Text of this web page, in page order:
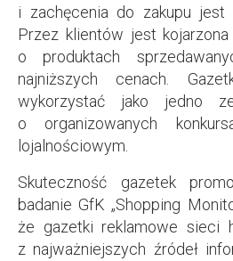
i zachęcenia do zakupu jest
Przez klientów jest
o produktach
najniższych cenach.
wykorzystać jako jedno
o organizowanych
lojalnościowym.
Skuteczność gazetek
badanie GfK „Shopping
że gazetki reklamowe sieci
z najważniejszych źródeł